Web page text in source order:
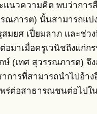
แนวความคิด พบว่ากา
ณภารต) นั้นสามารถแบ่
มยศ เปี่ยมลาภ และช่ว
อมาเมื่อครูเวนิชถึงแก่
(เทศ สุวรรณภารต) จึง
าการที่สามารถนำไปอ้า
พร่ต่อสาธารณชนต่อไปใ